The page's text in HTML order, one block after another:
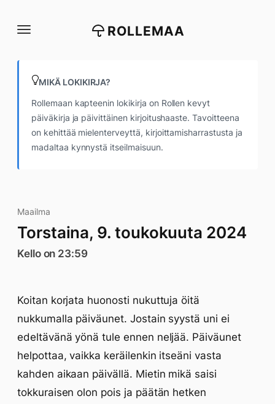
suoraan
ROLLEMAA
MIKÄ LOKIKIRJA?
Rollemaan kapteenin lokikirja on Rollen kevyt
päiväkirja ja päivittäinen kirjoitushaaste. Tavoitteena
on kehittää mielenterveyttä, kirjoittamisharrastusta ja
madaltaa kynnystä itseilmaisuun.
Maailma
Torstaina, 9. toukokuuta 2024
Kello on 23:59
Koitan korjata huonosti nukuttuja öitä
nukkumalla päiväunet. Jostain syystä uni ei
edeltävänä yönä tule ennen neljää. Päiväunet
helpottaa, vaikka keräilenkin itseäni vasta
kahden aikaan päivällä. Mietin mikä saisi
tokkuraisen olon pois ja päätän hetken